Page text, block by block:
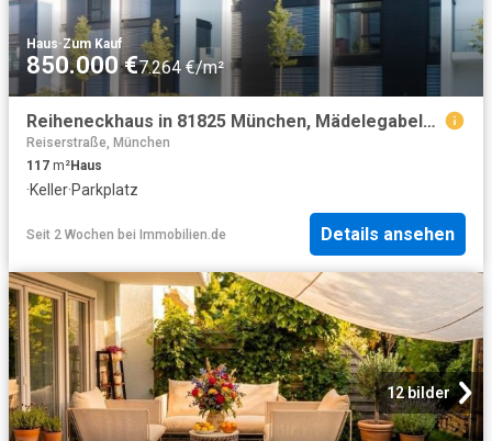
Haus·Zum Kauf
850.000 €7.264 €/m²
Reiheneckhaus in 81825 München, Mädelegabelstr
Reiserstraße, München
117 m²Haus
·Keller·Parkplatz
Seit 2 Wochen bei Immobilien.de Details ansehen
12 bilder